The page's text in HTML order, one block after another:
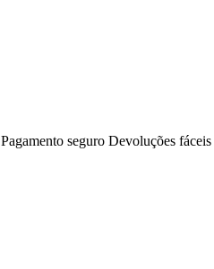
Pagamento seguro Devoluções fáceis